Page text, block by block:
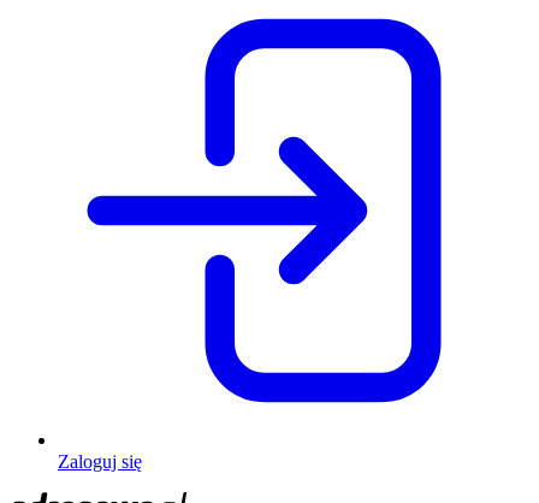
Zaloguj się